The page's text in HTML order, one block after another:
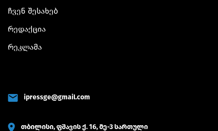
ჩვენ შესახებ
რედაქცია
რეკლამა
ipressge@gmail.com
თბილისი, ფშავის ქ. 16, მე-3 სართული